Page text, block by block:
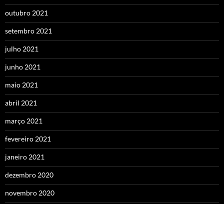
outubro 2021
setembro 2021
julho 2021
junho 2021
maio 2021
abril 2021
março 2021
fevereiro 2021
janeiro 2021
dezembro 2020
novembro 2020